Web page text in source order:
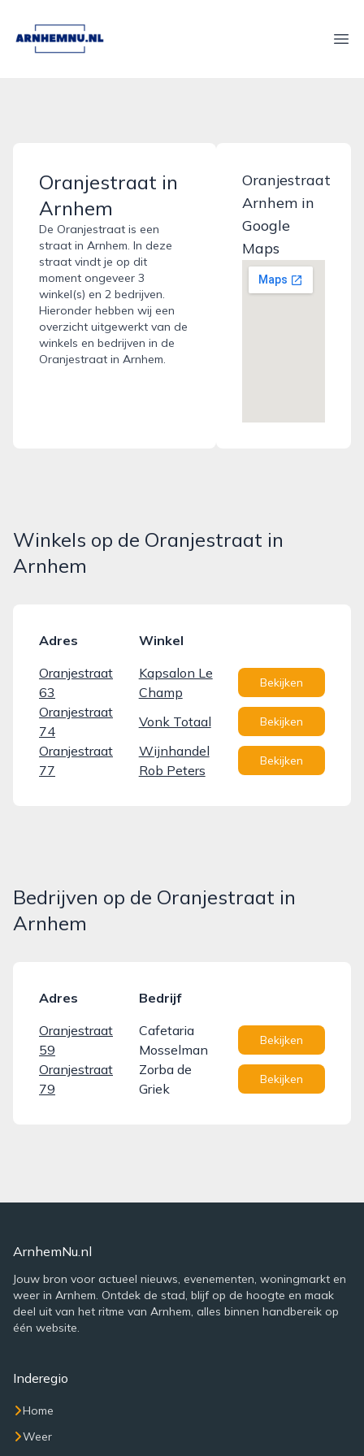
arnhemnu.nl
Oranjestraat in
Arnhem
De Oranjestraat is een
straat in Arnhem. In deze
straat vindt je op dit
moment ongeveer 3
winkel(s) en 2 bedrijven.
Hieronder hebben wij een
overzicht uitgewerkt van de
winkels en bedrijven in de
Oranjestraat in Arnhem.
Oranjestraat
Arnhem in
Google
Maps
Winkels op de Oranjestraat in
Arnhem
Adres
Winkel
Oranjestraat
63
Kapsalon Le
Champ
Bekijken
Oranjestraat
74
Vonk Totaal Bekijken
Oranjestraat
77
Wijnhandel
Rob Peters
Bekijken
Bedrijven op de Oranjestraat in
Arnhem
Adres
Bedrijf
Oranjestraat
59
Cafetaria
Mosselman
Bekijken
Oranjestraat
79
Zorba de
Griek
Bekijken
ArnhemNu.nl
Jouw bron voor actueel nieuws, evenementen, woningmarkt en
weer in Arnhem. Ontdek de stad, blijf op de hoogte en maak
deel uit van het ritme van Arnhem, alles binnen handbereik op
één website.
Inderegio
Home
Weer